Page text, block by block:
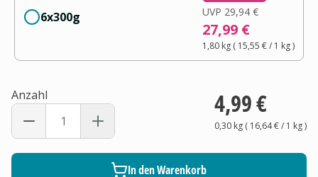
6x300g UVP 29,94 €
27,99 €
1,80 kg( 15,55 €/ 1 kg)
Anzahl 4,99 €
0,30 kg( 16,64 €/ 1 kg)
In den Warenkorb